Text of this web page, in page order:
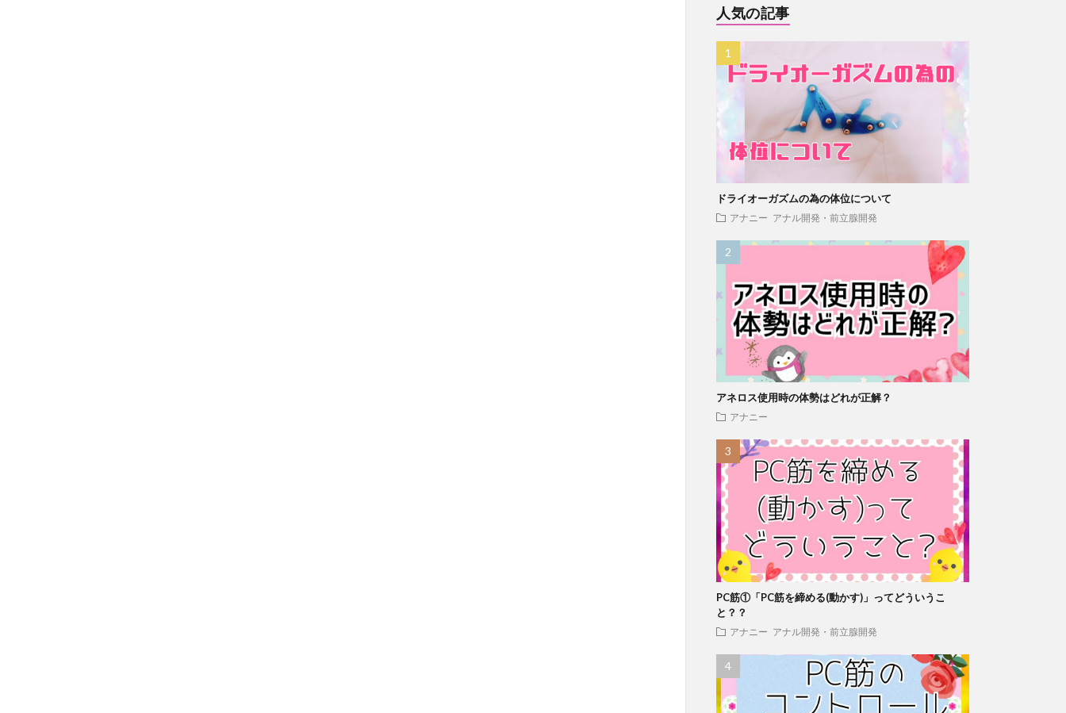
人気の記事
ドライオーガズムの為の体位について
アナニー アナル開発・前立腺開発
アネロス使用時の体勢はどれが正解？
アナニー
PC筋①「PC筋を締める(動かす)」ってどういうこ
と？？
アナニー アナル開発・前立腺開発